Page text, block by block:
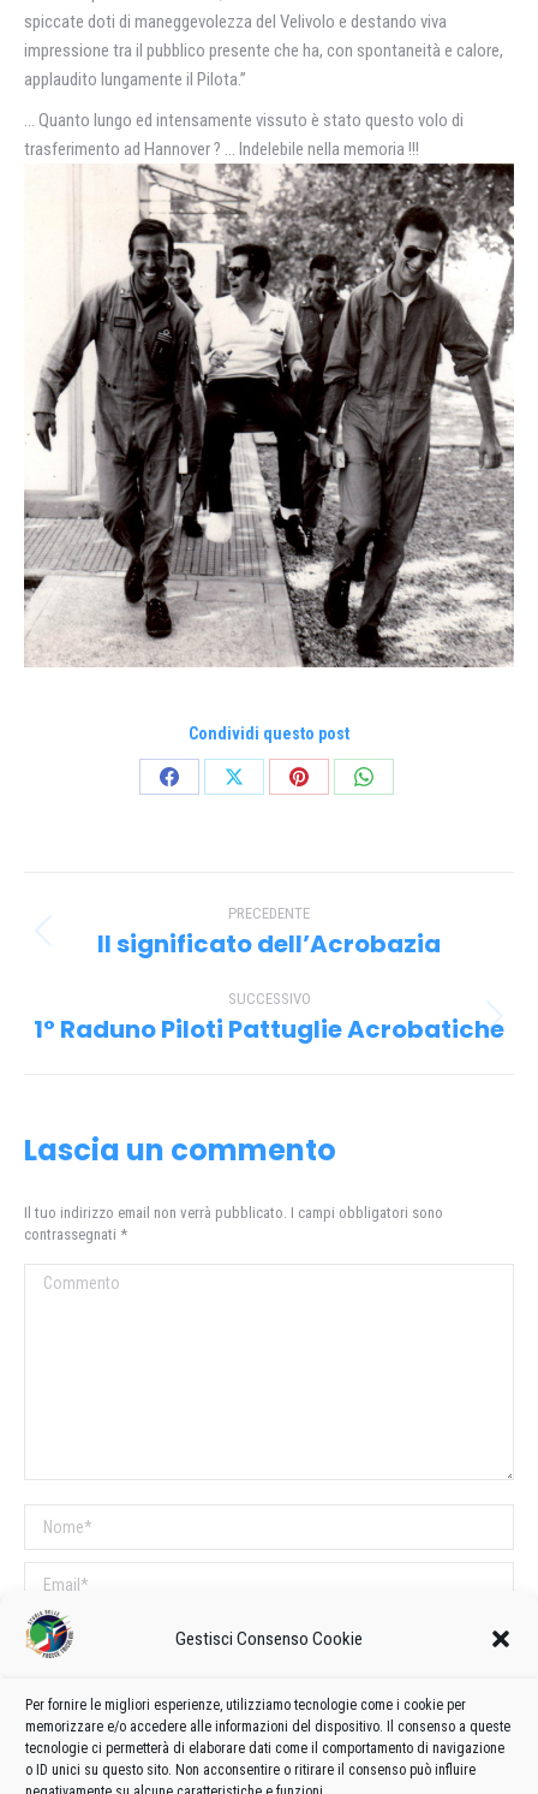
Gestisci Consenso Cookie
Per fornire le migliori esperienze, utilizziamo tecnologie come i cookie per
memorizzare e/o accedere alle informazioni del dispositivo. Il consenso a queste
tecnologie ci permetterà di elaborare dati come il comportamento di navigazione
o ID unici su questo sito. Non acconsentire o ritirare il consenso può influire
spiccate doti di maneggevolezza del Velivolo e destando viva
impressione tra il pubblico presente che ha, con spontaneità e calore,
applaudito lungamente il Pilota.”
… Quanto lungo ed intensamente vissuto è stato questo volo di
trasferimento ad Hannover ? … Indelebile nella memoria !!!
Condividi questo post
CondividiCondividiCondividiCondividi
tra
post
PRECEDENTE
Post
Il significato dell’Acrobazia
SUCCESSIVO
Prossimo
1° Raduno Piloti Pattuglie Acrobatiche
Lascia un commento
Il tuo indirizzo email non verrà pubblicato. I campi obbligatori sono
contrassegnati *
Commento
Nome *
Email *
Sito web
COMMENTI SUL POST
Questo sito utilizza Akismet per ridurre lo spam.Scopri come vengono
elaborati i dati derivati dai commenti.